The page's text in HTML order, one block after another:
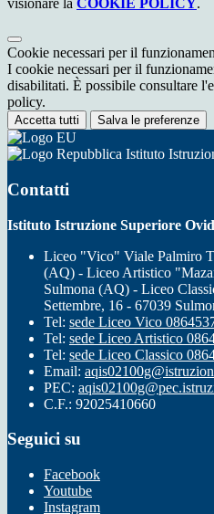
visionare la COOKIE POLICY.
Cookie necessari per il
I cookie necessari per il
disabilitati. È possibile consultare
policy.
Accetta tutti Salva le preferenze
Istituto
Contatti
Istituto Istruzione Superiore
Liceo "Vico" Viale Palmiro
(AQ) - Liceo Artistico
Sulmona (AQ) - Liceo
Settembre, 16 - 67039
Tel: sede Liceo Vico
Tel: sede Liceo Artistico
Tel: sede Liceo Classico
Email:
PEC:
C.F.: 92025410660
Seguici su
Facebook
Youtube
Instagram